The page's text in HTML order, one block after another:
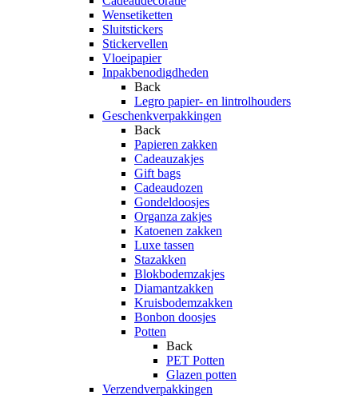
Wensetiketten
Sluitstickers
Stickervellen
Vloeipapier
Inpakbenodigdheden
Back
Legro papier- en lintrolhouders
Geschenkverpakkingen
Back
Papieren zakken
Cadeauzakjes
Gift bags
Cadeaudozen
Gondeldoosjes
Organza zakjes
Katoenen zakken
Luxe tassen
Stazakken
Blokbodemzakjes
Diamantzakken
Kruisbodemzakken
Bonbon doosjes
Potten
Back
PET Potten
Glazen potten
Verzendverpakkingen